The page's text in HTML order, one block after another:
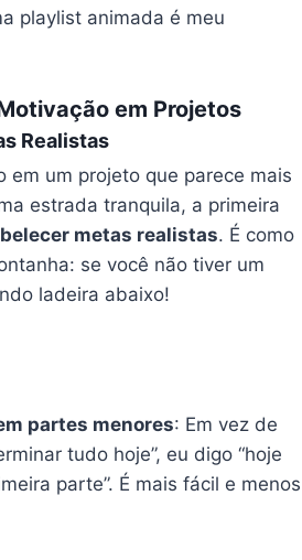
playlist animada é meu
em Projetos
Realistas
em um projeto que parece mais
estrada tranquila, a primeira
metas realistas. É como
se você não tiver um
ladeira abaixo!
partes menores: Em vez de
tudo hoje”, eu digo “hoje
parte”. É mais fácil e menos